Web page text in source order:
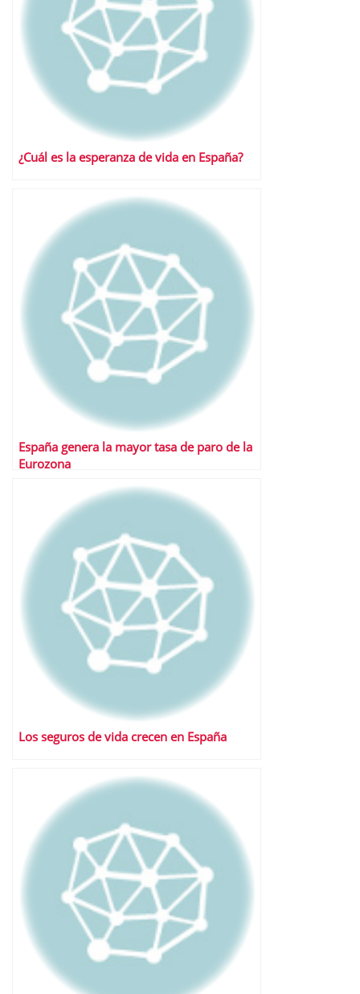
¿Cuál es la esperanza de vida en España?
España genera la mayor tasa de paro de la
Eurozona
Los seguros de vida crecen en España